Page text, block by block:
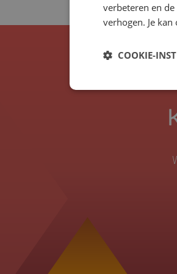
verbeteren en
verhogen. Je
COOKIE-